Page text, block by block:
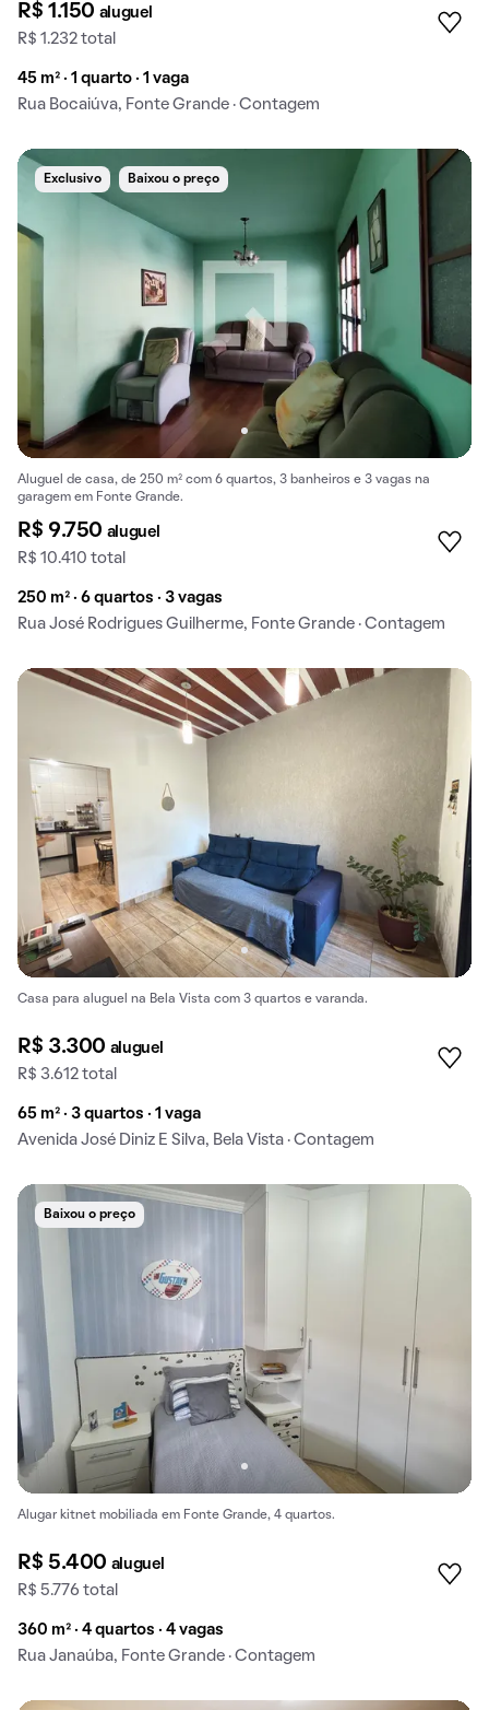
R$ 1.150 aluguel
R$ 1.232 total
45 m² · 1 quarto · 1 vaga
Rua Bocaiúva, Fonte Grande · Contagem
Exclusivo Baixou o preço
Aluguel de casa, de 250 m² com 6 quartos, 3 banheiros e 3 vagas na
garagem em Fonte Grande.
R$ 9.750 aluguel
R$ 10.410 total
250 m² · 6 quartos · 3 vagas
Rua José Rodrigues Guilherme, Fonte Grande · Contagem
Casa para aluguel na Bela Vista com 3 quartos e varanda.
R$ 3.300 aluguel
R$ 3.612 total
65 m² · 3 quartos · 1 vaga
Avenida José Diniz E Silva, Bela Vista · Contagem
Baixou o preço
Alugar kitnet mobiliada em Fonte Grande, 4 quartos.
R$ 5.400 aluguel
R$ 5.776 total
360 m² · 4 quartos · 4 vagas
Rua Janaúba, Fonte Grande · Contagem